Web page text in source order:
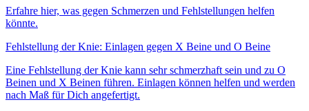
Erfahre hier, was gegen Schmerzen und Fehlstellungen helfen
könnte.
Fehlstellung der Knie: Einlagen gegen X Beine und O Beine
Eine Fehlstellung der Knie kann sehr schmerzhaft sein und zu O
Beinen und X Beinen führen. Einlagen können helfen und werden
nach Maß für Dich angefertigt.